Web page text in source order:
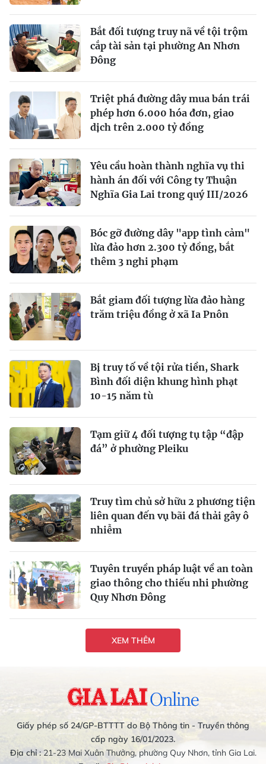
Bắt đối tượng truy nã về tội trộm
cắp tài sản tại phường An Nhơn
Đông
Triệt phá đường dây mua bán trái
phép hơn 6.000 hóa đơn, giao
dịch trên 2.000 tỷ đồng
Yêu cầu hoàn thành nghĩa vụ thi
hành án đối với Công ty Thuận
Nghĩa Gia Lai trong quý III/2026
Bóc gỡ đường dây "app tình cảm"
lừa đảo hơn 2.300 tỷ đồng, bắt
thêm 3 nghi phạm
Bắt giam đối tượng lừa đảo hàng
trăm triệu đồng ở xã Ia Pnôn
Bị truy tố về tội rửa tiền, Shark
Bình đối diện khung hình phạt
10-15 năm tù
Tạm giữ 4 đối tượng tụ tập “đập
đá” ở phường Pleiku
Truy tìm chủ sở hữu 2 phương tiện
liên quan đến vụ bãi đá thải gây ô
nhiễm
Tuyên truyền pháp luật về an toàn
giao thông cho thiếu nhi phường
Quy Nhơn Đông
XEM THÊM
Giấy phép số 24/GP-BTTTT do Bộ Thông tin - Truyền thông
cấp ngày 16/01/2023.
Địa chỉ :21-23 Mai Xuân Thưởng, phường Quy Nhơn, tỉnh Gia Lai.